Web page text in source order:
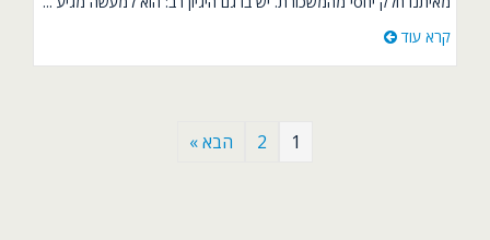
קרא עוד
1
2 הבא »